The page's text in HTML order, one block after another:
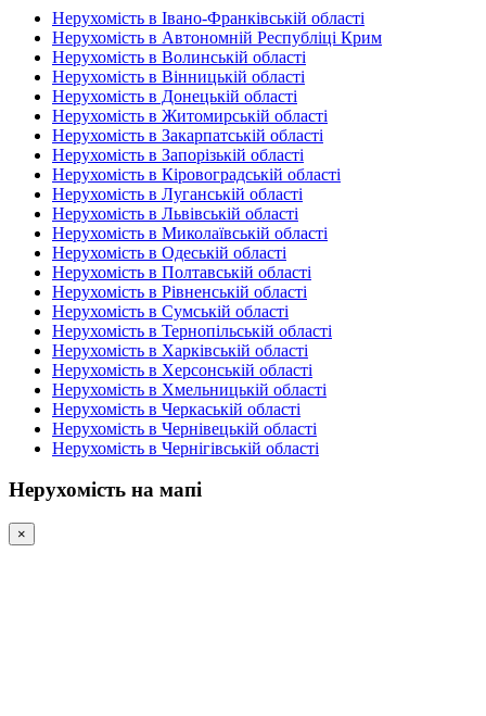
Нерухомість в Івано-Франківській області
Нерухомість в Автономній Республіці Крим
Нерухомість в Волинській області
Нерухомість в Вінницькій області
Нерухомість в Донецькій області
Нерухомість в Житомирській області
Нерухомість в Закарпатській області
Нерухомість в Запорізькій області
Нерухомість в Кіровоградській області
Нерухомість в Луганській області
Нерухомість в Львівській області
Нерухомість в Миколаївській області
Нерухомість в Одеській області
Нерухомість в Полтавській області
Нерухомість в Рівненській області
Нерухомість в Сумській області
Нерухомість в Тернопільській області
Нерухомість в Харківській області
Нерухомість в Херсонській області
Нерухомість в Хмельницькій області
Нерухомість в Черкаській області
Нерухомість в Чернівецькій області
Нерухомість в Чернігівській області
Нерухомість на мапі
×